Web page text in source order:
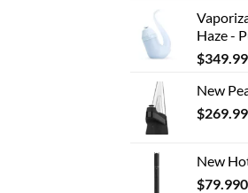
Haze -
$
New
$
New
$79.990